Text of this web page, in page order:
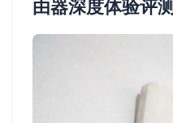
由器深度体验评测